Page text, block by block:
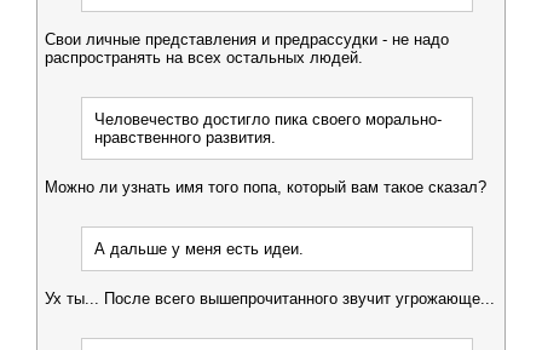
Свои личные представления и предрассудки - не надо
распространять на всех остальных людей.
Человечество достигло пика своего морально-
нравственного развития.
Можно ли узнать имя того попа, который вам такое сказал?
А дальше у меня есть идеи.
Ух ты... После всего вышепрочитанного звучит угрожающе...